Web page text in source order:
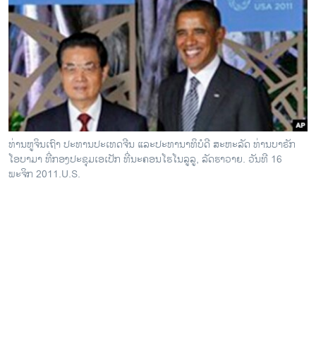
ຊີວິດຊາວລາວ
ຊຸມຊົນຊາວລາວ
ວິທະຍາສາດ-ເທັກໂນໂລຈີ
ທຸລະກິດ
ພາສາອັງກິດ
ວີດີໂອ
ສຽງ
ທ່ານຫູຈິນເຖົາ ປະທານປະເທດຈີນ ແລະປະທານາທິບໍດີ ສະຫະລັດ ທ່ານບາຣັກ
ໂອບາມາ ທີ່ກອງປະຊຸມເອເປັກ ທີ່ນະຄອນໂຮໂນລູລູ, ລັດຮາວາຍ. ວັນທີ 16
ພະຈິກ 2011.U.S.